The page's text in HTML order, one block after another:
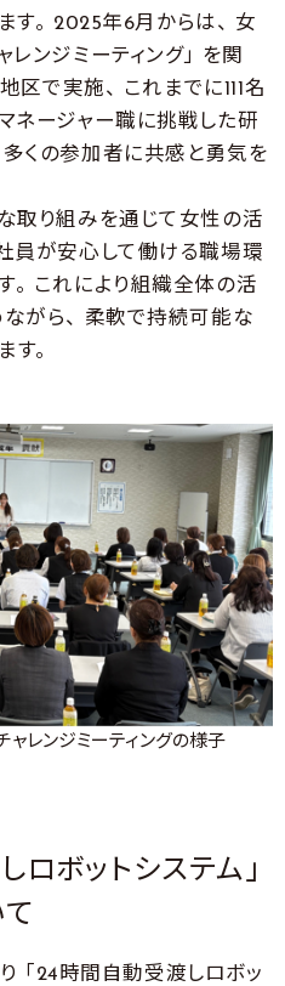
す。 2025年6月からは、 女
ンジミーティング」 を関
区で実施、 これまでに111名
ネージャー職に挑戦した研
くの参加者に共感と勇気を
取り組みを通じて女性の活
員が安心して働ける職場環
。 これにより組織全体の活
がら、 柔軟で持続可能な
す。
レンジミーティングの様子
ボットシステム」
「24時間自動受渡しロボッ